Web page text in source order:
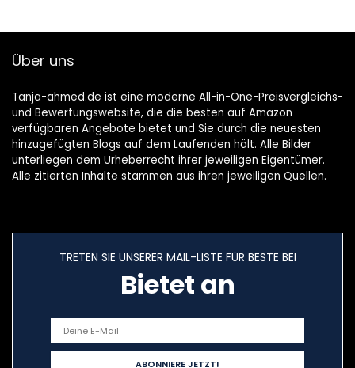
Über uns
Tanja-ahmed.de ist eine moderne All-in-One-Preisvergleichs-
und Bewertungswebsite, die die besten auf Amazon
verfügbaren Angebote bietet und Sie durch die neuesten
hinzugefügten Blogs auf dem Laufenden hält. Alle Bilder
unterliegen dem Urheberrecht ihrer jeweiligen Eigentümer.
Alle zitierten Inhalte stammen aus ihren jeweiligen Quellen.
TRETEN SIE UNSERER MAIL-LISTE FÜR BESTE BEI
Bietet an